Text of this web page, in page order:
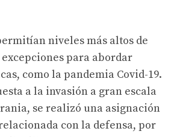
niveles más altos de
excepciones para abordar
como la pandemia Covid-19.
a la invasión a gran escala
se realizó una asignación
con la defensa, por